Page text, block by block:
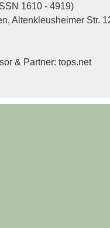
1610 - 4919)
Altenkleusheimer Str.
& Partner: tops.net